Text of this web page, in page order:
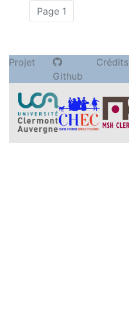
Page 1
Projet
Github
Crédits